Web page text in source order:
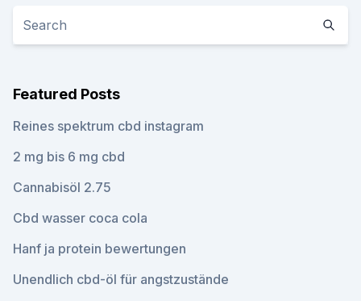
Featured Posts
Reines spektrum cbd instagram
2 mg bis 6 mg cbd
Cannabisöl 2.75
Cbd wasser coca cola
Hanf ja protein bewertungen
Unendlich cbd-öl für angstzustände